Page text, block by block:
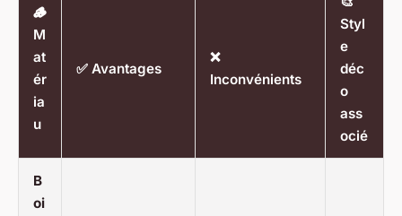
🪵
M
at
ér
ia
u
✅ Avantages
❌
Inconvénients
Styl
e
déc
o
ass
ocié
B
oi